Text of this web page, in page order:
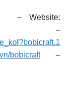
– Website:
bobicraft–